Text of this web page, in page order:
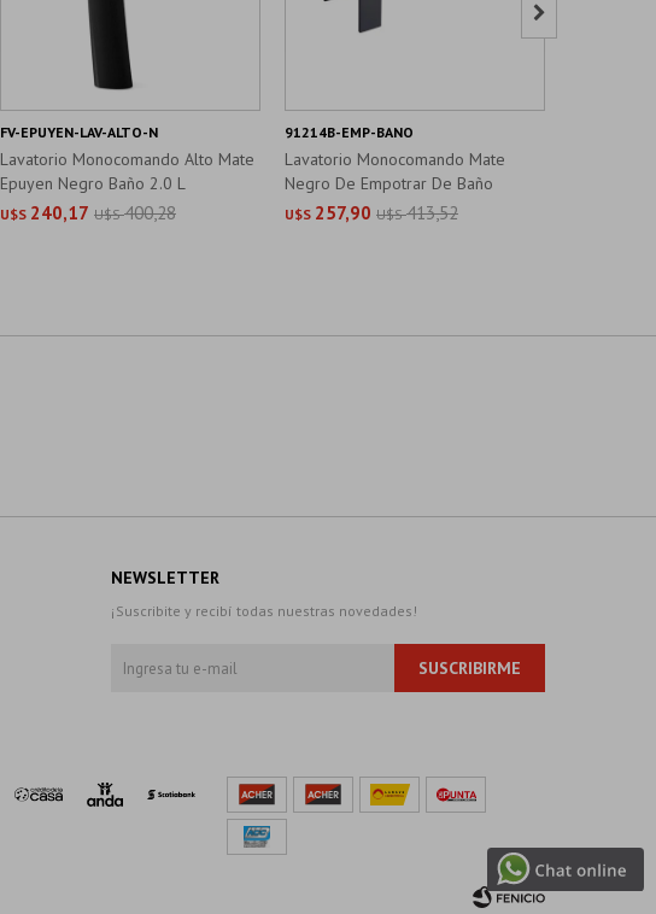
Lavatorio Monocomando Alto Mate
Epuyen Negro Baño 2.0 L
U$S 240,17 U$S 400,28
FV-EPUYEN-LAV-ALTO-N
Lavatorio Monocomando Mate
Negro De Empotrar De Baño
U$S 257,90 U$S 413,52
91214B-EMP-BANO

NEWSLETTER
¡Suscribite y recibí todas nuestras novedades!
SUSCRIBIRME